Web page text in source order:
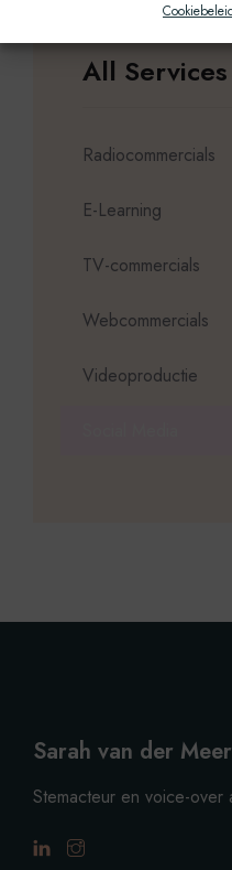
All Services
Radiocommercials
E-Learning
TV-commercials
Webcommercials
Videoproductie
Sarah van der
Stemacteur en voice-over